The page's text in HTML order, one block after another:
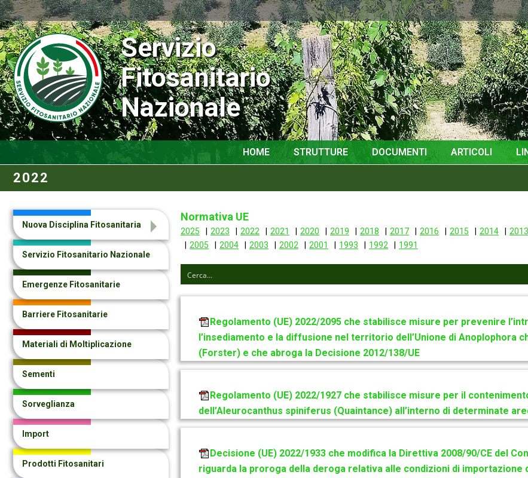
Servizio
Fitosanitario
Nazionale
HOME STRUTTURE DOCUMENTI ARTICOLI
2022
Normativa UE
2025 2023 2022 2021 2020 2019 2018 2017 2016 2015 2014 2013
2005
2004 2003 2002 2001 1993 1992 1991
Regolamento (UE) 2022/2095 che stabilisce misure per prevenire
l’insediamento e la diffusione nel territorio dell’Unione di Anoplophora
(Forster) e che abroga la Decisione 2012/138/UE
Regolamento (UE) 2022/1927 che stabilisce misure per il
dell’Aleurocanthus spiniferus (Quaintance) all’interno di determinate
Decisione (UE) 2022/1933 che modifica la Direttiva 2008/90/CE del
riguarda la proroga della deroga relativa alle condizioni di importazione
Nuova Disciplina Fitosanitaria
Servizio Fitosanitario Nazionale
Emergenze Fitosanitarie
Barriere Fitosanitarie
Materiali di Moltiplicazione
Sementi
Sorveglianza
Import
Prodotti Fitosanitari